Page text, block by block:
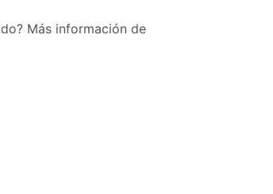
Más información de